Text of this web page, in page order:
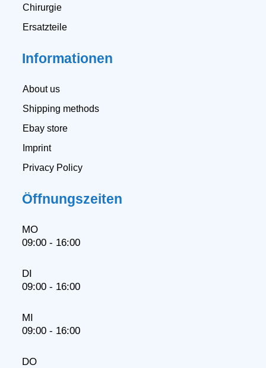
Chirurgie
Ersatzteile
Informationen
About us
Shipping methods
Ebay store
Imprint
Privacy Policy
Öffnungszeiten
MO
09:00 - 16:00
DI
09:00 - 16:00
MI
09:00 - 16:00
DO